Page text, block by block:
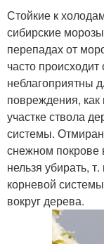
Стойкие к
сибирские
перепадах от
часто
неблагоприятны
повреждения,
участке ствола
системы.
снежном покрове
нельзя убирать,
корневой
вокруг дерева.